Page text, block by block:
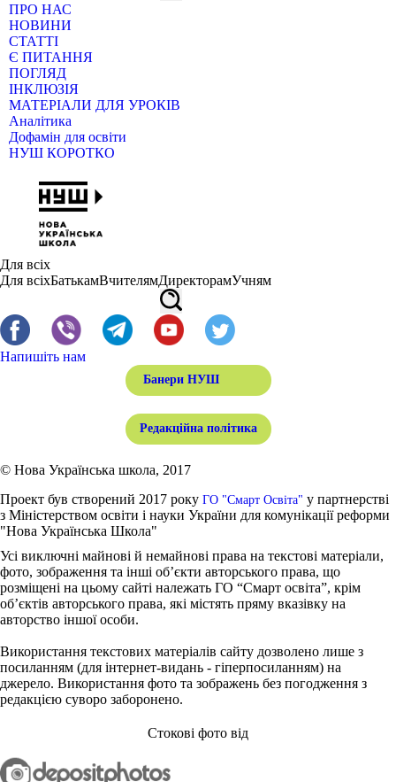
ПРО НАС
НОВИНИ
СТАТТІ
Є ПИТАННЯ
ПОГЛЯД
ІНКЛЮЗІЯ
МАТЕРІАЛИ ДЛЯ УРОКІВ
Аналітика
Дофамін для освіти
НУШ КОРОТКО
Для всіх
Для всіхБатькамВчителямДиректорамУчням
Напишіть нам
Банери НУШ
Редакційна політика
© Нова Українська школа, 2017
Проект був створений 2017 року ГО "Смарт Освіта" у партнерстві
з Міністерством освіти і науки України для комунікації реформи
"Нова Українська Школа"
Усі виключні майнові й немайнові права на текстові матеріали,
фото, зображення та інші об’єкти авторського права, що
розміщені на цьому сайті належать ГО “Смарт освіта”, крім
об’єктів авторського права, які містять пряму вказівку на
авторство іншої особи.
Використання текстових матеріалів сайту дозволено лише з
посиланням (для інтернет-видань - гіперпосиланням) на
джерело. Використання фото та зображень без погодження з
редакцією суворо заборонено.
Стокові фото від